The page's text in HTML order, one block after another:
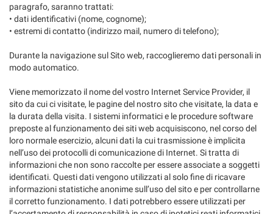
paragrafo, saranno trattati:
• dati identificativi (nome, cognome);
• estremi di contatto (indirizzo mail, numero di telefono);
Durante la navigazione sul Sito web, raccoglieremo dati personali in
modo automatico.
Viene memorizzato il nome del vostro Internet Service Provider, il
sito da cui ci visitate, le pagine del nostro sito che visitate, la data e
la durata della visita. I sistemi informatici e le procedure software
preposte al funzionamento dei siti web acquisiscono, nel corso del
loro normale esercizio, alcuni dati la cui trasmissione è implicita
nell’uso dei protocolli di comunicazione di Internet. Si tratta di
informazioni che non sono raccolte per essere associate a soggetti
identificati. Questi dati vengono utilizzati al solo fine di ricavare
informazioni statistiche anonime sull’uso del sito e per controllarne
il corretto funzionamento. I dati potrebbero essere utilizzati per